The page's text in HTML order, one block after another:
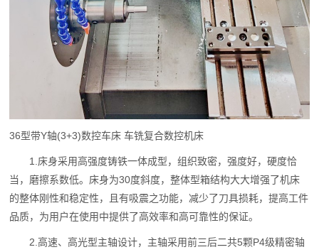
36型带Y轴(3+3)数控车床 车铣复合数控机床
1.床身采用高强度铸铁一体成型，组织致密，强度好，硬度恰
当，磨擦系数低。床身为30度斜度，整体型箱结构大大增强了机床
的整体刚性和稳定性，且有吸震之功能，减少了刀具损耗，提高工件
品质，为用户在使用中提供了高效率和高可靠性的保证。
2.高速、高光型主轴设计，主轴采用前三后二共5颗P4级精密轴